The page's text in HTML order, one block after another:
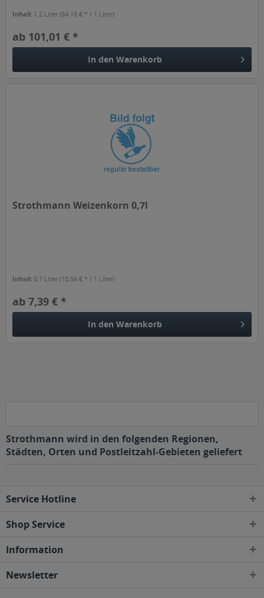
Inhalt 1.2 Liter(84,18 € * / 1 Liter)
ab 101,01 € *
In den Warenkorb
Strothmann Weizenkorn 0,7l
Inhalt0.7 Liter(10,56 € * / 1 Liter)
ab 7,39 € *
In den Warenkorb
Strothmann wird in den folgenden Regionen,
Städten, Orten und Postleitzahl-Gebieten geliefert
Service Hotline
Shop Service
Information
Newsletter